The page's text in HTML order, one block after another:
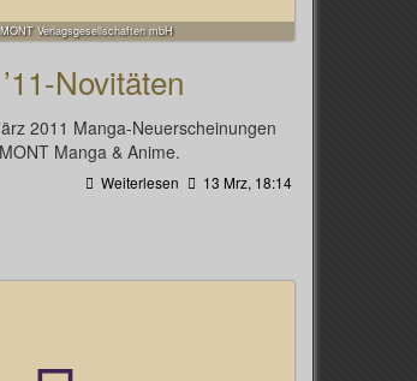
Verlagsgesellschaften mbH
Novitäten
2011 Manga-Neuerscheinungen
Manga & Anime.
Weiterlesen 13 Mrz, 18:14